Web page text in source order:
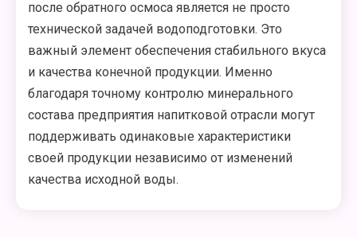
после обратного осмоса является не просто
технической задачей водоподготовки. Это
важный элемент обеспечения стабильного вкуса
и качества конечной продукции. Именно
благодаря точному контролю минерального
состава предприятия напитковой отрасли могут
поддерживать одинаковые характеристики
своей продукции независимо от изменений
качества исходной воды.